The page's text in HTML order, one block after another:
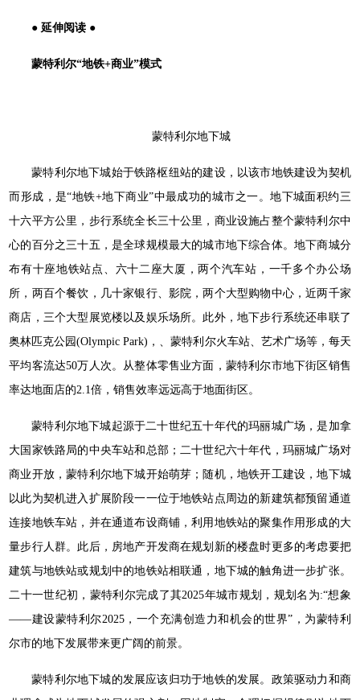
● 延伸阅读 ●
蒙特利尔“地铁+商业”模式
蒙特利尔地下城
蒙特利尔地下城始于铁路枢纽站的建设，以该市地铁建设为契机
而形成，是“地铁+地下商业”中最成功的城市之一。地下城面积约三
十六平方公里，步行系统全长三十公里，商业设施占整个蒙特利尔中
心的百分之三十五，是全球规模最大的城市地下综合体。地下商城分
布有十座地铁站点、六十二座大厦，两个汽车站，一千多个办公场
所，两百个餐饮，几十家银行、影院，两个大型购物中心，近两千家
商店，三个大型展览楼以及娱乐场所。此外，地下步行系统还串联了
奥林匹克公园(Olympic Park)，、蒙特利尔火车站、艺术广场等，每天
平均客流达50万人次。从整体零售业方面，蒙特利尔市地下街区销售
率达地面店的2.1倍，销售效率远远高于地面街区。
蒙特利尔地下城起源于二十世纪五十年代的玛丽城广场，是加拿
大国家铁路局的中央车站和总部；二十世纪六十年代，玛丽城广场对
商业开放，蒙特利尔地下城开始萌芽；随机，地铁开工建设，地下城
以此为契机进入扩展阶段一一位于地铁站点周边的新建筑都预留通道
连接地铁车站，并在通道布设商铺，利用地铁站的聚集作用形成的大
量步行人群。此后，房地产开发商在规划新的楼盘时更多的考虑要把
建筑与地铁站或规划中的地铁站相联通，地下城的触角进一步扩张。
二十一世纪初，蒙特利尔完成了其2025年城市规划，规划名为:“想象
——建设蒙特利尔2025，一个充满创造力和机会的世界”，为蒙特利
尔市的地下发展带来更广阔的前景。
蒙特利尔地下城的发展应该归功于地铁的发展。政策驱动力和商